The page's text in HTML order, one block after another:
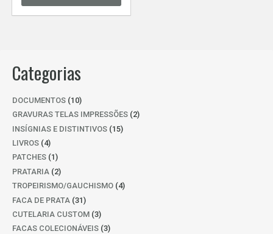
Categorias
DOCUMENTOS 1010
PRODUTOS
GRAVURAS TELAS IMPRESSÕES 22
INSÍGNIAS E DISTINTIVOS 1515
LIVROS 44
PRODUTOS
PATCHES 11
PRODUTO
PRATARIA 22
PRODUTOS
TROPEIRISMO/GAUCHISMO 44
FACA DE PRATA 3131
PRODUTOS
CUTELARIA CUSTOM 33
PRODUTOS
FACAS COLECIONÁVEIS 33